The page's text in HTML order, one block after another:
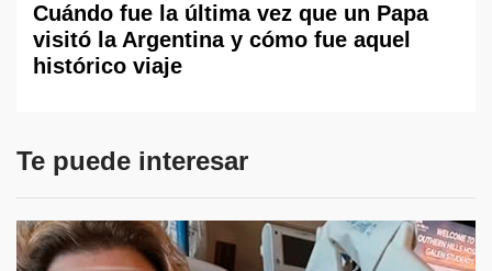
Cuándo fue la última vez que un Papa
visitó la Argentina y cómo fue aquel
histórico viaje
Te puede interesar